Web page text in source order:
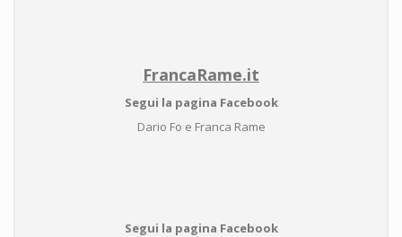
FrancaRame.it
Segui la pagina Facebook
Dario Fo e Franca Rame
Segui la pagina Facebook